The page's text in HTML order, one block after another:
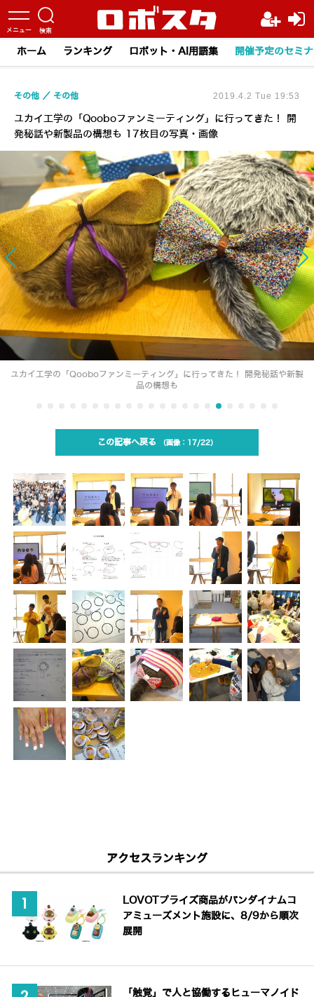
ホーム ランキング ロボット・AI用語集 開催予定のセミ
ユカイ工学の「Qooboファンミーティング」に行ってきた！ 開
発秘話や新製品の構想も 17枚目の写真・画像
その他 その他 2019.4.2 Tue 19:53
ユカイ工学の「Qooboファンミーティング」に行ってきた！ 開発秘話や新製
品の構想も
この記事へ戻る 17/22
アクセスランキング
LOVOTプライズ商品がバンダイナムコ
アミューズメント施設に、8/9から順次
展開
「触覚」で人と協働するヒューマノイド